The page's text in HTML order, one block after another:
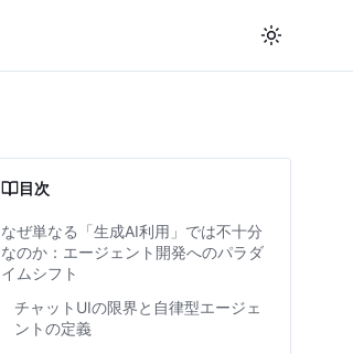
目次
なぜ単なる「生成AI利用」では不十分
なのか：エージェント開発へのパラダ
イムシフト
チャットUIの限界と自律型エージェ
ントの定義